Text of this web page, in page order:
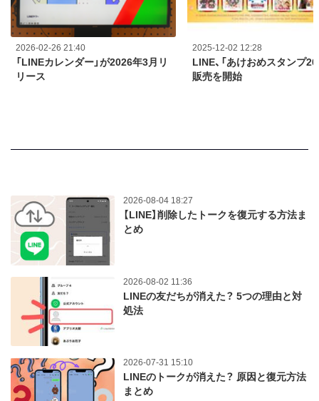
2026-02-26 21:40
「LINEカレンダー」が2026年3月リ
リース
2025-12-02 12:28
LINE、「あけおめスタンプ
販売を開始
2026-08-04 18:27
【LINE】削除したトークを復元する方法ま
とめ
2026-08-02 11:36
LINEの友だちが消えた？ 5つの理由と対
処法
2026-07-31 15:10
LINEのトークが消えた？ 原因と復元方法
まとめ